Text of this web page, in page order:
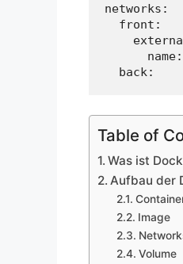
networks:
  front:
  back:
Table of
Was ist
Aufbau der
Image
Volume